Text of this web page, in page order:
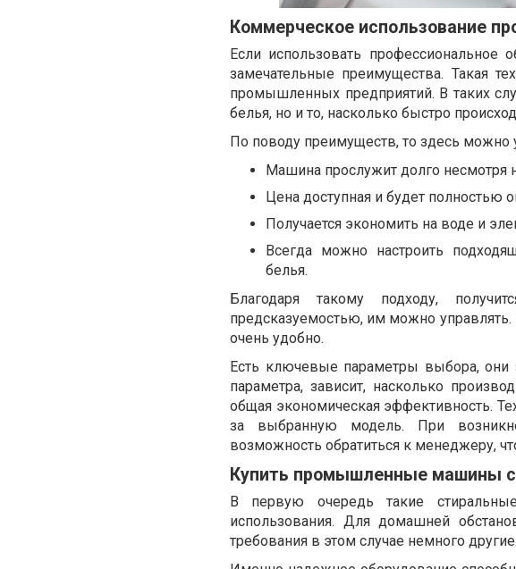
Коммерческое использование
Если использовать профессиональное
замечательные преимущества. Такая
промышленных предприятий. В таких
белья, но и то, насколько быстро
По поводу преимуществ, то здесь можно
Машина прослужит долго несмотря
Цена доступная и будет полностью
Получается экономить на воде и
Всегда можно настроить
белья.
Благодаря такому подходу,
предсказуемостью, им можно управлять.
очень удобно.
Есть ключевые параметры выбора, они
параметра, зависит, насколько
общая экономическая эффективность.
за выбранную модель. При
возможность обратиться к менеджеру,
Купить промышленные машины
В первую очередь такие
использования. Для домашней
требования в этом случае немного другие.